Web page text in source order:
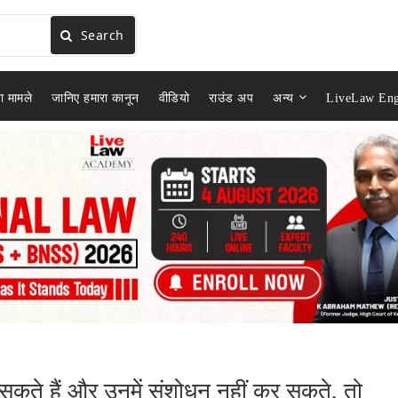
Search
मामले जानिए हमारा कानून वीडियो राउंड अप अन्य LiveLaw
सकते हैं और उनमें संशोधन नहीं कर सकते, तो